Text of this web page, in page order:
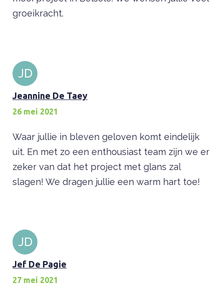
groeikracht.
JD
Jeannine De Taey
26 mei 2021
Waar jullie in bleven geloven komt eindelijk
uit. En met zo een enthousiast team zijn we er
zeker van dat het project met glans zal
slagen! We dragen jullie een warm hart toe!
JD
Jef De Pagie
27 mei 2021